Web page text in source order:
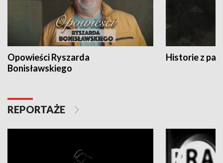
Opowieści Ryszarda
Bonisławskiego
Historie z
REPORTAŻE